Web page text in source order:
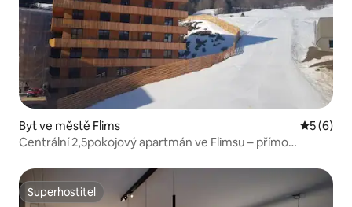
Byt ve městě Flims
5 (6)
Centrální 2,5pokojový apartmán ve Flimsu – přímo
Superhostitel
Superhostitel